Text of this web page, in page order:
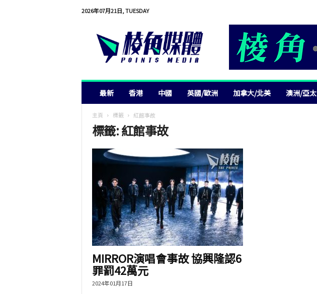
2026年07月21日, TUESDAY
最新 香港 中國 英國/歐洲 加拿大/北美 澳洲/亞太
主頁 標籤 紅館事故
標籤: 紅館事故
MIRROR演唱會事故 協興隆認6
罪罰42萬元
2024年01月17日